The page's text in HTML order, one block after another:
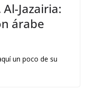
Jazairia:
árabe
un poco de su